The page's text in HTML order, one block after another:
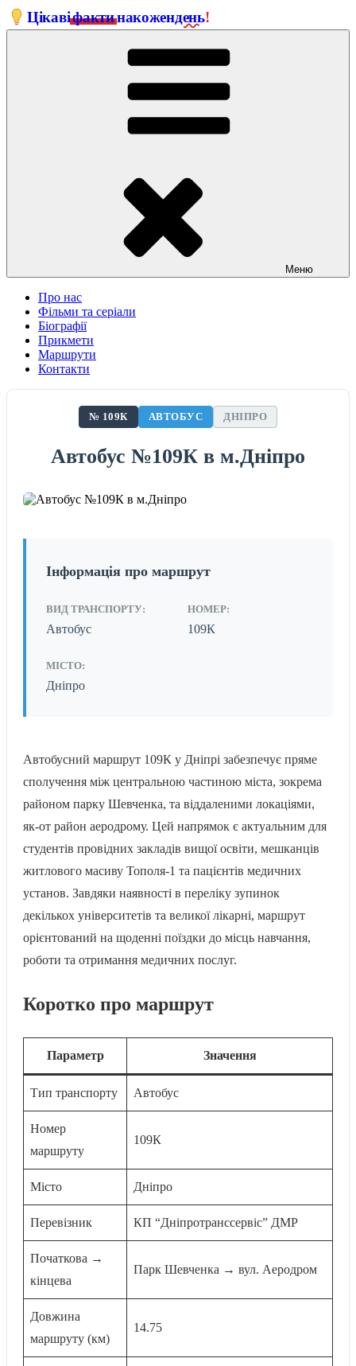
Перейти
до
Цікавіфактинакожендень!
Меню
Про нас
Фільми та серіали
Біографії
Прикмети
Маршрути
Контакти
№ 109К АВТОБУС ДНІПРО
Автобус №109К в м.Дніпро
Інформація про маршрут
ВИД ТРАНСПОРТУ:
Автобус
НОМЕР:
109К
МІСТО:
Дніпро
Автобусний маршрут 109К у Дніпрі забезпечує пряме
сполучення між центральною частиною міста, зокрема
районом парку Шевченка, та віддаленими локаціями,
як-от район аеродрому. Цей напрямок є актуальним для
студентів провідних закладів вищої освіти, мешканців
житлового масиву Тополя-1 та пацієнтів медичних
установ. Завдяки наявності в переліку зупинок
декількох університетів та великої лікарні, маршрут
орієнтований на щоденні поїздки до місць навчання,
роботи та отримання медичних послуг.
Коротко про маршрут
Параметр Значення
Тип транспорту Автобус
Номер
маршруту
109К
Місто Дніпро
Перевізник КП “Дніпротранссервіс” ДМР
Початкова →
кінцева
Парк Шевченка → вул. Аеродром
Довжина
маршруту (км)
14.75